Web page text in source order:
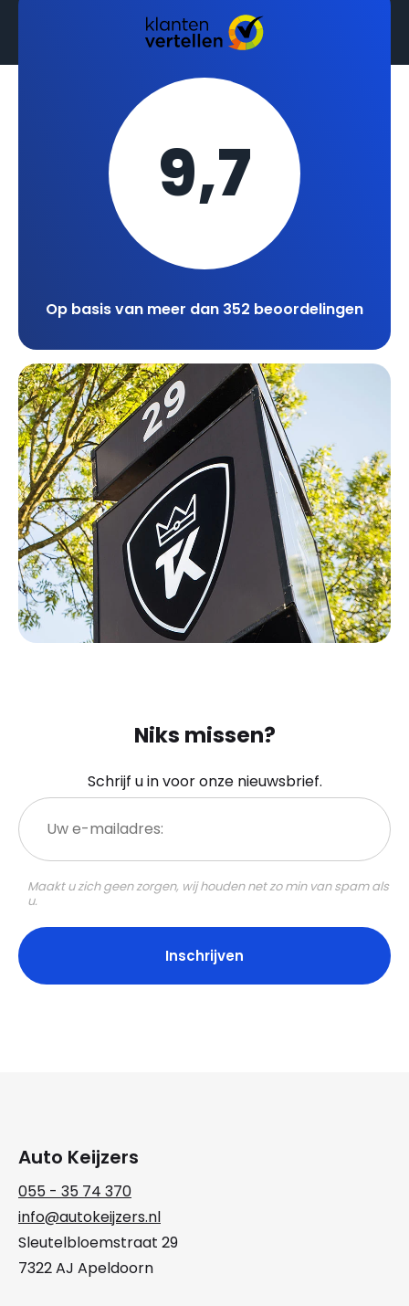
9,7
Op basis van meer dan 352 beoordelingen
Niks missen?
Schrijf u in voor onze nieuwsbrief.
Uw
e-
mailadres:
Maakt u zich geen zorgen, wij houden net zo min van spam als
u.
Auto Keijzers
055 - 35 74 370
info@autokeijzers.nl
Sleutelbloemstraat 29
7322 AJ Apeldoorn